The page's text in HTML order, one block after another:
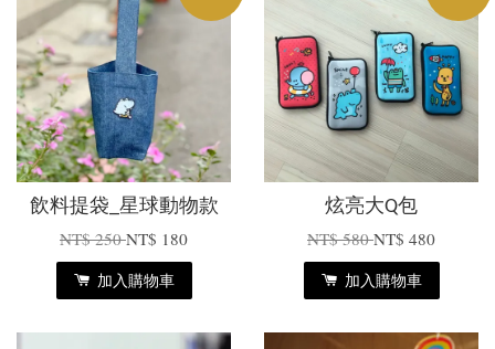
飲料提袋_星球動物款
NT$ 250NT$ 180
加入購物車
炫亮大Q包
NT$ 580NT$ 480
加入購物車